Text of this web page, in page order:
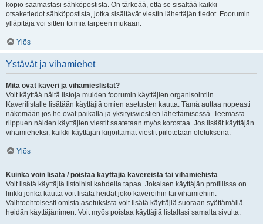
kopio saamastasi sähköpostista. On tärkeää, että se sisältää kaikki
otsaketiedot sähköpostista, jotka sisältävät viestin lähettäjän tiedot. Foorumin
ylläpitäjä voi sitten toimia tarpeen mukaan.
Ylös
Ystävät ja vihamiehet
Mitä ovat kaveri ja vihamieslistat?
Voit käyttää näitä listoja muiden foorumin käyttäjien organisointiin.
Kaverilistalle lisätään käyttäjiä omien asetusten kautta. Tämä auttaa nopeasti
näkemään jos he ovat paikalla ja yksityisviestien lähettämisessä. Teemasta
riippuen näiden käyttäjien viestit saatetaan myös korostaa. Jos lisäät käyttäjän
vihamieheksi, kaikki käyttäjän kirjoittamat viestit piilotetaan oletuksena.
Ylös
Kuinka voin lisätä / poistaa käyttäjiä kavereista tai vihamiehistä
Voit lisätä käyttäjiä listoihisi kahdella tapaa. Jokaisen käyttäjän profiilissa on
linkki jonka kautta voit lisätä heidät joko kavereihin tai vihamiehiin.
Vaihtoehtoisesti omista asetuksista voit lisätä käyttäjiä suoraan syöttämällä
heidän käyttäjänimen. Voit myös poistaa käyttäjiä listaltasi samalta sivulta.